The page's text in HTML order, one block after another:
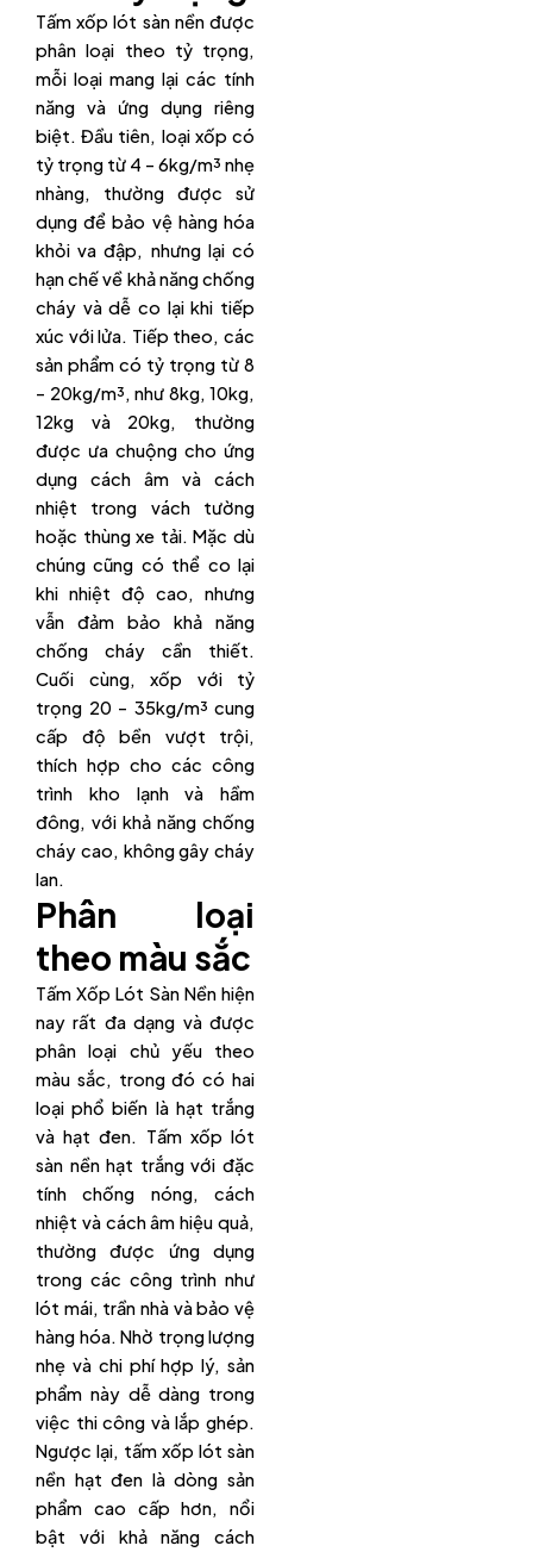
Tấm xốp lót sàn nền được
phân loại theo tỷ trọng,
mỗi loại mang lại các tính
năng và ứng dụng riêng
biệt. Đầu tiên, loại xốp có
tỷ trọng từ 4 – 6kg/m³ nhẹ
nhàng, thường được sử
dụng để bảo vệ hàng hóa
khỏi va đập, nhưng lại có
hạn chế về khả năng chống
cháy và dễ co lại khi tiếp
xúc với lửa. Tiếp theo, các
sản phẩm có tỷ trọng từ 8
– 20kg/m³, như 8kg, 10kg,
12kg và 20kg, thường
được ưa chuộng cho ứng
dụng cách âm và cách
nhiệt trong vách tường
hoặc thùng xe tải. Mặc dù
chúng cũng có thể co lại
khi nhiệt độ cao, nhưng
vẫn đảm bảo khả năng
chống cháy cần thiết.
Cuối cùng, xốp với tỷ
trọng 20 – 35kg/m³ cung
cấp độ bền vượt trội,
thích hợp cho các công
trình kho lạnh và hầm
đông, với khả năng chống
cháy cao, không gây cháy
lan.
Phân loại
theo màu sắc
Tấm Xốp Lót Sàn Nền hiện
nay rất đa dạng và được
phân loại chủ yếu theo
màu sắc, trong đó có hai
loại phổ biến là hạt trắng
và hạt đen. Tấm xốp lót
sàn nền hạt trắng với đặc
tính chống nóng, cách
nhiệt và cách âm hiệu quả,
thường được ứng dụng
trong các công trình như
lót mái, trần nhà và bảo vệ
hàng hóa. Nhờ trọng lượng
nhẹ và chi phí hợp lý, sản
phẩm này dễ dàng trong
việc thi công và lắp ghép.
Ngược lại, tấm xốp lót sàn
nền hạt đen là dòng sản
phẩm cao cấp hơn, nổi
bật với khả năng cách